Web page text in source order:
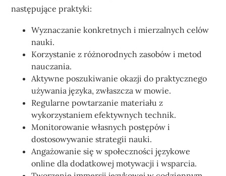
następujące praktyki:
Wyznaczanie konkretnych i mierzalnych celów
nauki.
Korzystanie z różnorodnych zasobów i metod
nauczania.
Aktywne poszukiwanie okazji do praktycznego
używania języka, zwłaszcza w mowie.
Regularne powtarzanie materiału z
wykorzystaniem efektywnych technik.
Monitorowanie własnych postępów i
dostosowywanie strategii nauki.
Angażowanie się w społeczności językowe
online dla dodatkowej motywacji i wsparcia.